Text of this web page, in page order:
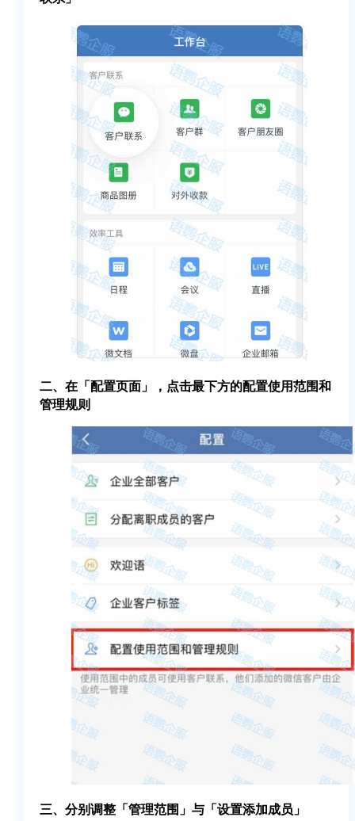
二、在「配置页面」，点击最下方的配置使用范围和
管理规则
三、分别调整「管理范围」与「设置添加成员」